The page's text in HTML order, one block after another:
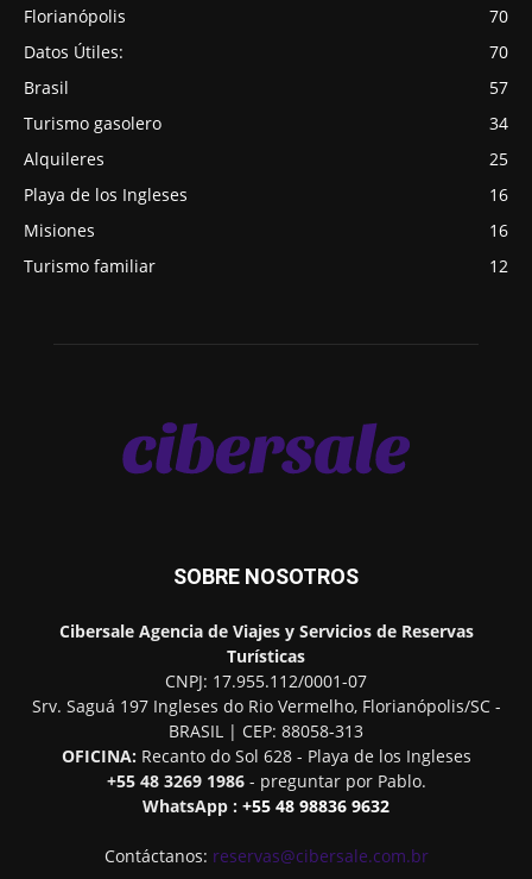
Florianópolis
70
Datos Útiles:
70
Brasil
57
Turismo gasolero
34
Alquileres
25
Playa de los Ingleses
16
Misiones
16
Turismo familiar
12
SOBRE NOSOTROS
Cibersale Agencia de Viajes y Servicios de Reservas
Turísticas
CNPJ: 17.955.112/0001-07
Srv. Saguá 197 Ingleses do Rio Vermelho, Florianópolis/SC-
BRASIL | CEP: 88058-313
OFICINA:Recanto do Sol 628 - Playa de los Ingleses
+55 48 3269 1986 - preguntar por Pablo.
WhatsApp : +55 48 98836 9632
Contáctanos: reservas@cibersale.com.br